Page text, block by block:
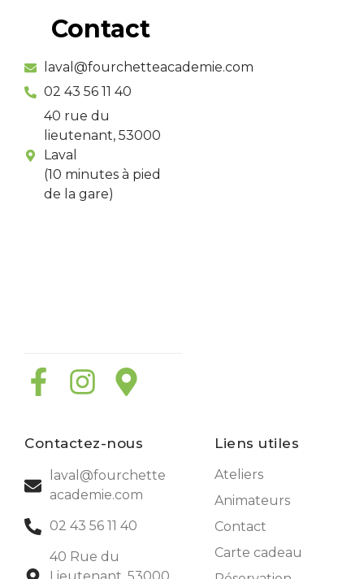
Contact
laval@fourchetteacademie.com
02 43 56 11 40
40 rue du
lieutenant, 53000
Laval
(10 minutes à pied
de la gare)
Contactez-nous
laval@fourchette
academie.com
02 43 56 11 40
40 Rue du
Liens utiles
Ateliers
Animateurs
Contact
Carte cadeau